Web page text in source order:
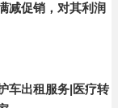
减促销，对其利润
车出租服务|医疗转